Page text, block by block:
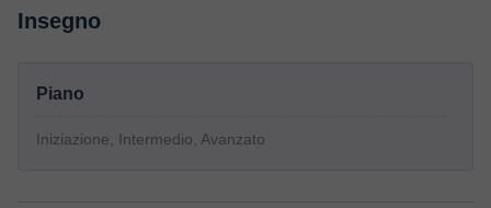
Insegno
Piano
Iniziazione, Intermedio, Avanzato